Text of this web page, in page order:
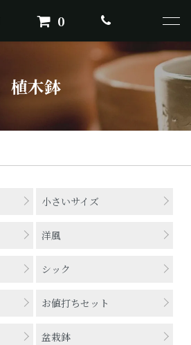
0
植木鉢
小さいサイズ
洋風
シック
お値打ちセット
盆栽鉢